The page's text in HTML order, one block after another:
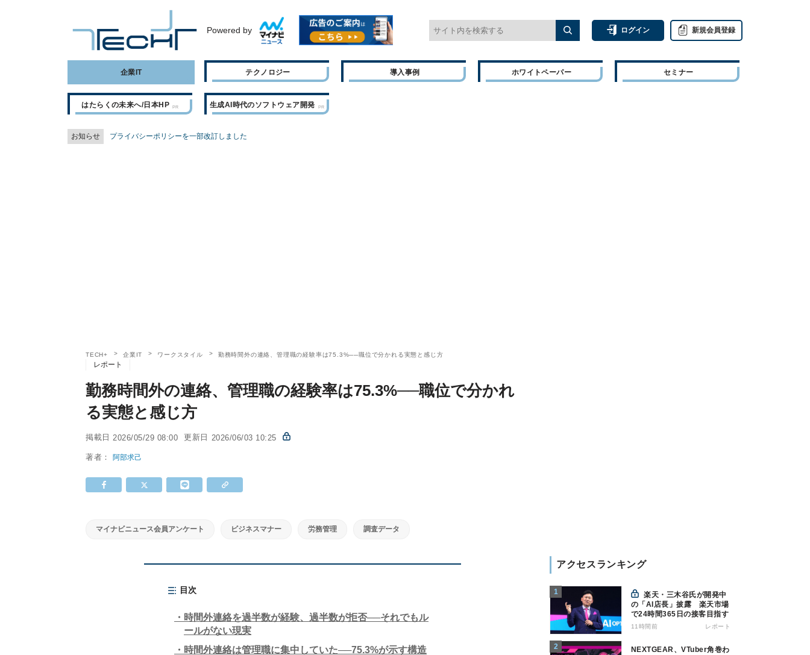
Powered by ログイン 新規会員登録
企業IT テクノロジー 導入事例 ホワイトペーパー セミナー
はたらくの未来へ/日本HP 生成AI時代のソフトウェア開発
お知らせ プライバシーポリシーを一部改訂しました
TECH+ 企業IT ワークスタイル 勤務時間外の連絡、管理職の経験率は75.3%──職位で分かれる実態と感じ方
レポート
勤務時間外の連絡、管理職の経験率は75.3%──職位で分かれ
る実態と感じ方
掲載日 2026/05/29 08:00 更新日 2026/06/03 10:25
著者：阿部求己
マイナビニュース会員アンケート ビジネスマナー 労務管理 調査データ
目次
時間外連絡を過半数が経験、過半数が拒否──それでもル
ールがない現実
時間外連絡は管理職に集中していた──75.3%が示す構造
アクセスランキング
楽天・三木谷氏が開発中
の「AI店長」披露 楽天市場
で24時間365日の接客目指す
11時間前 レポート
NEXTGEAR、VTuber角巻わ